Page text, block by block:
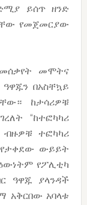
ይሰጥ ዘንድ
የመጀመርያው
መሞትና
በአስቸኳይ
ከታሳሪዎቹ
“ከተፎካካሪ
ብዙዎቹ ተፎካካሪ
የታቀደው ውይይት
የፖሊቲካ
ዓዋጁ ያላንዳች
አቅርበው አባላቱ